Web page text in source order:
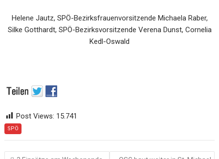
Helene Jautz, SPÖ-Bezirksfrauenvorsitzende Michaela Raber,
Silke Gotthardt, SPÖ-Bezirksvorsitzende Verena Dunst, Cornelia
Kedl-Oswald
Post Views: 15.741
SPÖ